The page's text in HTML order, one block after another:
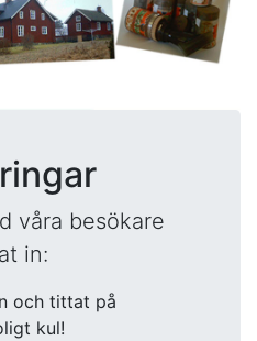
våra besökare
in:
och tittat på
kul!